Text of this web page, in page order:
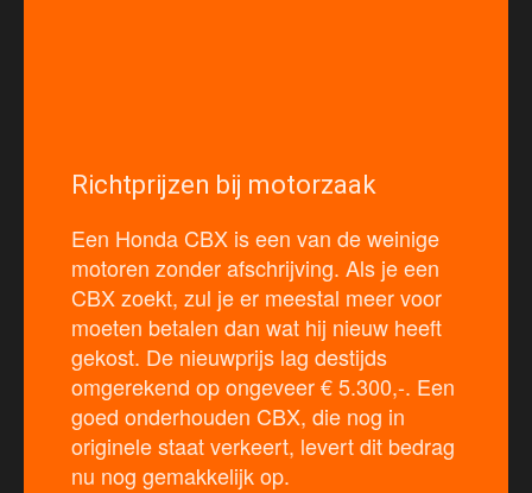
Richtprijzen bij motorzaak
Een Honda CBX is een van de weinige
motoren zonder afschrijving. Als je een
CBX zoekt, zul je er meestal meer voor
moeten betalen dan wat hij nieuw heeft
gekost. De nieuwprijs lag destijds
omgerekend op ongeveer € 5.300,-. Een
goed onderhouden CBX, die nog in
originele staat verkeert, levert dit bedrag
nu nog gemakkelijk op.